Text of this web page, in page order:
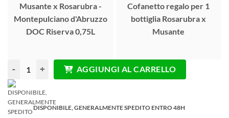
Musante x Rosarubra -
Montepulciano d'Abruzzo
DOC Riserva 0,75L
Cofanetto regalo per 1
bottiglia Rosarubra x
Musante
Promo Musante: Montepulciano d’Abruzzo DOC Riserva +
AGGIUNGI AL CARRELLO
DISPONIBILE, GENERALMENTE SPEDITO ENTRO 48H